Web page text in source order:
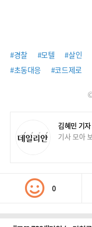
#경찰 #모텔 #살인
#초동대응
#코드제로
김혜민 기자
기사 모아
0